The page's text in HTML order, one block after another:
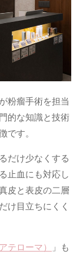
粉瘤手術を担当
的な知識と技術
です。
だけ少なくする
止血にも対応し
皮と表皮の二層
け目立ちにくく
テローマ）
」も